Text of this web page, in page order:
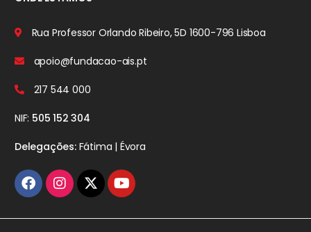
Rua Professor Orlando Ribeiro, 5D 1600-796 Lisboa
apoio@fundacao-ais.pt
217 544 000
NIF: 505 152 304
Delegações:Fátima | Évora